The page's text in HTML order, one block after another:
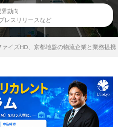
動向
レスリリースなど
ァイズHD、京都地盤の物流企業と業務提携